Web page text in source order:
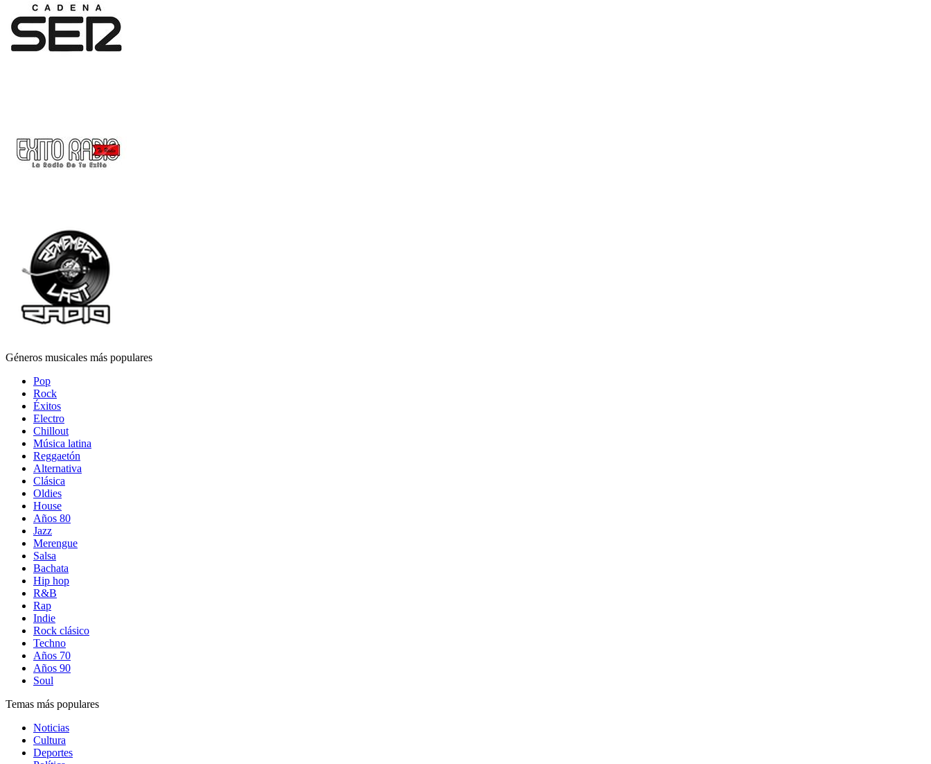
Géneros musicales más populares
Pop
Rock
Éxitos
Electro
Chillout
Música latina
Reggaetón
Alternativa
Clásica
Oldies
House
Años 80
Jazz
Merengue
Salsa
Bachata
Hip hop
R&B
Rap
Indie
Rock clásico
Techno
Años 70
Años 90
Soul
Temas más populares
Noticias
Cultura
Deportes